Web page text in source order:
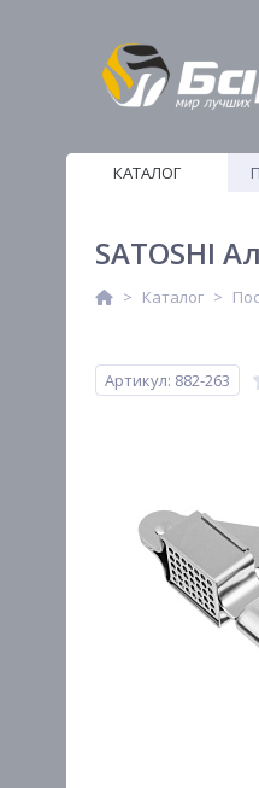
КАТАЛОГ
SATOSHI
Каталог
Артикул: 882-263